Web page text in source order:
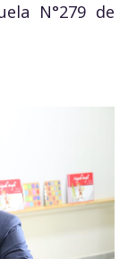
N°279 de